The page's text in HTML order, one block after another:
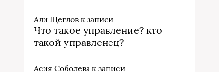
Али Щегловк записи
Что такое управление? кто
такой управленец?
Асия Соболева к записи